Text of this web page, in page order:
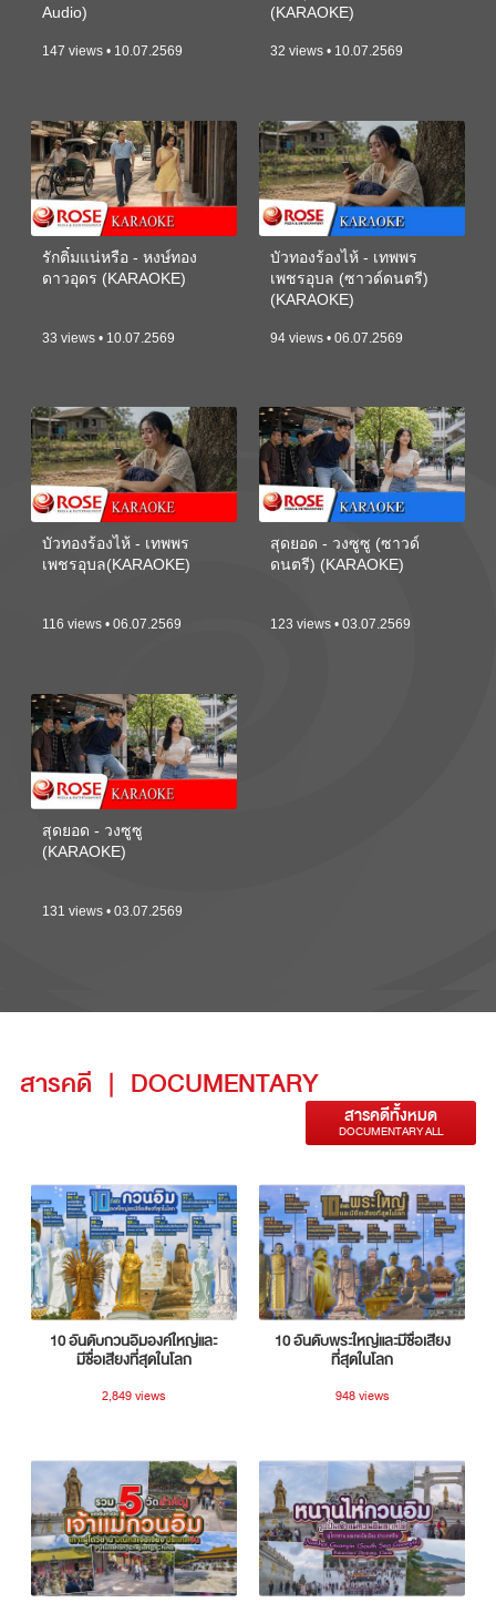
Audio)
147 views • 10.07.2569
(KARAOKE)
32 views • 10.07.2569
รักติ๋มแน่หรือ - หงษ์ทอง
ดาวอุดร (KARAOKE)
33 views • 10.07.2569
บัวทองร้องไห้ - เทพพร
เพชรอุบล (ซาวด์ดนตรี)
(KARAOKE)
94 views • 06.07.2569
บัวทองร้องไห้ - เทพพร
เพชรอุบล(KARAOKE)
116 views • 06.07.2569
สุดยอด - วงซูซู (ซาวด์
ดนตรี) (KARAOKE)
123 views • 03.07.2569
สุดยอด - วงซูซู
(KARAOKE)
131 views • 03.07.2569
สารคดี | DOCUMENTARY
สารคดีทั้งหมด
DOCUMENTARY ALL
10 อันดับกวนอิมองค์ใหญ่และ
มีชื่อเสียงที่สุดในโลก
2,849 views
10 อันดับพระใหญ่และมีชื่อเสียง
ที่สุดในโลก
948 views